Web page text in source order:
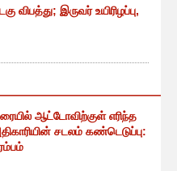
விபத்து; இருவர் உயிரிழப்பு,
ஆட்டோவிற்குள் எரிந்த
சடலம் கண்டெடுப்பு: